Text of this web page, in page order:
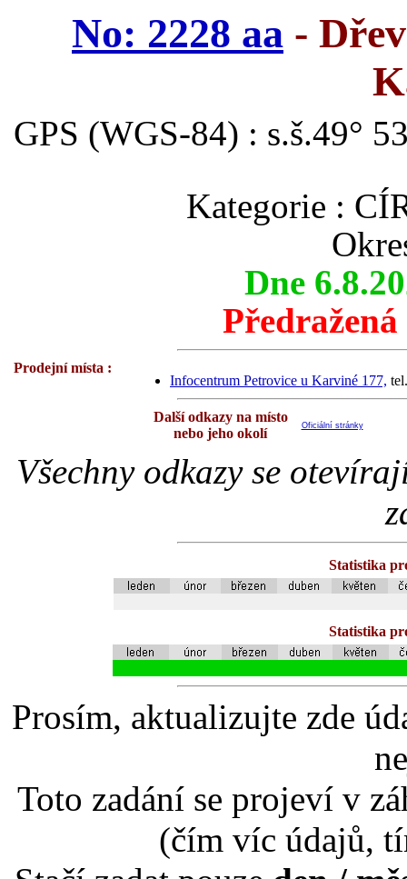
No: 2228 aa -
GPS (WGS-84) : s.š.49°
Kategorie :
Dne
Prodejní místa :
Infocentrum Petrovice u Karviné 177,
Další odkazy na místo
nebo jeho okolí
Oficiální stránky
Všechny odkazy se
Statistika
Statistika
Prosím, aktualizujte zde
Toto zadání se projeví v
(čím víc údajů,